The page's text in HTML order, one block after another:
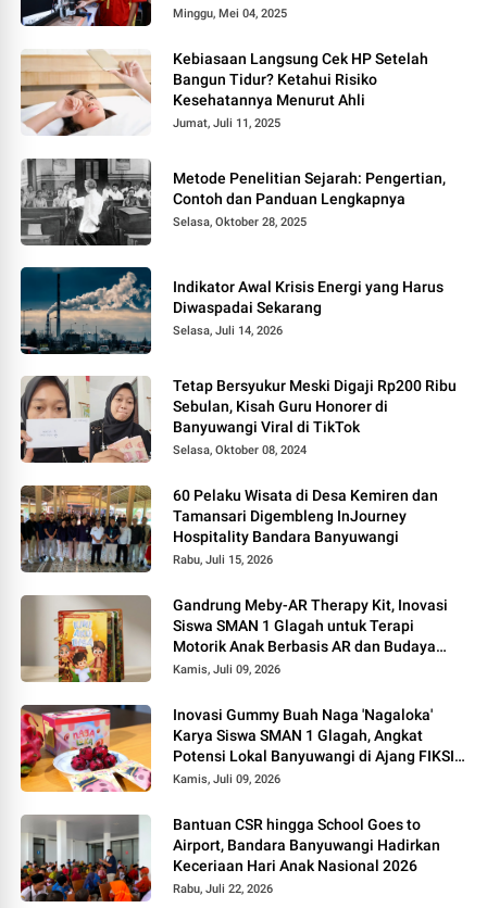
Minggu, Mei 04, 2025
Kebiasaan Langsung Cek HP Setelah
Bangun Tidur? Ketahui Risiko
Kesehatannya Menurut Ahli
Jumat, Juli 11, 2025
Metode Penelitian Sejarah: Pengertian,
Contoh dan Panduan Lengkapnya
Selasa, Oktober 28, 2025
Indikator Awal Krisis Energi yang Harus
Diwaspadai Sekarang
Selasa, Juli 14, 2026
Tetap Bersyukur Meski Digaji Rp200 Ribu
Sebulan, Kisah Guru Honorer di
Banyuwangi Viral di TikTok
Selasa, Oktober 08, 2024
60 Pelaku Wisata di Desa Kemiren dan
Tamansari Digembleng InJourney
Hospitality Bandara Banyuwangi
Rabu, Juli 15, 2026
Gandrung Meby-AR Therapy Kit, Inovasi
Siswa SMAN 1 Glagah untuk Terapi
Motorik Anak Berbasis AR dan Budaya
Banyuwangi
Kamis, Juli 09, 2026
Inovasi Gummy Buah Naga 'Nagaloka'
Karya Siswa SMAN 1 Glagah, Angkat
Potensi Lokal Banyuwangi di Ajang FIKSI
2026
Kamis, Juli 09, 2026
Bantuan CSR hingga School Goes to
Airport, Bandara Banyuwangi Hadirkan
Keceriaan Hari Anak Nasional 2026
Rabu, Juli 22, 2026